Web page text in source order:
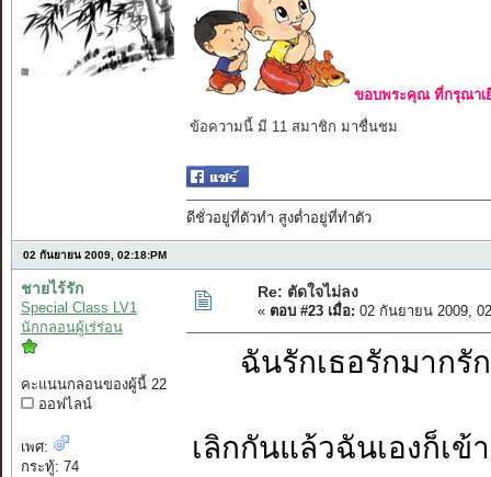
ขอบพระคุณ ที่กรุณาเ
ข้อความนี้ มี 11 สมาชิก มาชื่นชม
ดีชั่วอยู่ที่ตัวทำ สูงต่ำอยู่ที่ทำตัว
02 กันยายน 2009, 02:18:PM
ชายไร้รัก
Special Class LV1
นักกลอนผู้เร่ร่อน
คะแนนกลอนของผู้นี้ 22
ออฟไลน์
เพศ:
กระทู้: 74
Re: ตัดใจไม่ลง
« ตอบ #23 เมื่อ: 02 กันยายน 2009,
ฉันรักเธอรั
เลิกกันแล้วฉั